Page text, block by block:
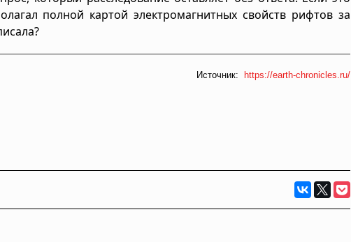
полной картой электромагнитных свойств рифтов за
Источник: https://earth-chronicles.ru/